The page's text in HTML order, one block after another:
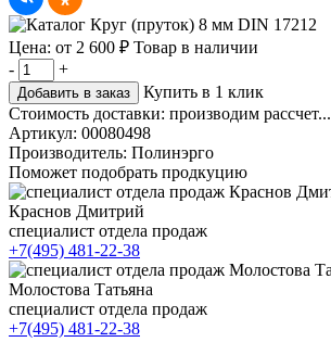
Цена: от 2 600 ₽ Товар в наличии
-
+
Добавить в заказ
Купить в 1 клик
Стоимость доставки: производим рассчет...
Артикул: 00080498
Производитель: Полинэрго
Поможет подобрать продкуцию
Краснов Дмитрий
специалист отдела продаж
+7(495) 481-22-38
Молостова Татьяна
специалист отдела продаж
+7(495) 481-22-38